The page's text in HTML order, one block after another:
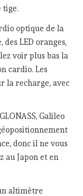
tige.
optique de la
LED oranges,
voir plus bas la
cardio. Les
la recharge, avec
Galileo
donc il ne vous
au Japon et en
altimètre